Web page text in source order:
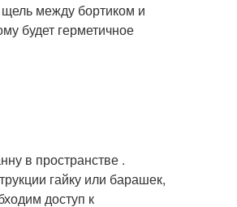
между бортиком и
будет герметичное
в пространстве .
гайку или барашек,
доступ к